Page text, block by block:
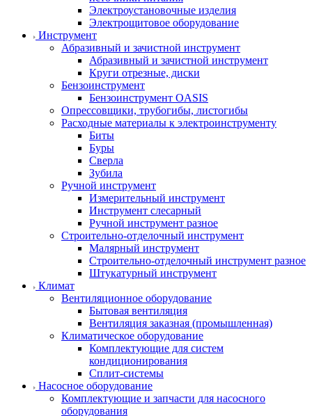
Электроустановочные изделия
Электрощитовое оборудование
Инструмент
Абразивный и зачистной инструмент
Абразивный и зачистной инструмент
Круги отрезные, диски
Бензоинструмент
Бензоинструмент OASIS
Опрессовщики, трубогибы, листогибы
Расходные материалы к электроинструменту
Биты
Буры
Сверла
Зубила
Ручной инструмент
Измерительный инструмент
Инструмент слесарный
Ручной инструмент разное
Строительно-отделочный инструмент
Малярный инструмент
Строительно-отделочный инструмент разное
Штукатурный инструмент
Климат
Вентиляционное оборудование
Бытовая вентиляция
Вентиляция заказная (промышленная)
Климатическое оборудование
Комплектующие для систем
кондиционирования
Сплит-системы
Насосное оборудование
Комплектующие и запчасти для насосного
оборудования